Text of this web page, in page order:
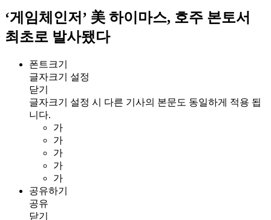
‘게임체인저’ 美 하이마스, 호주 본토서
최초로 발사됐다
폰트크기
글자크기 설정
닫기
글자크기 설정 시 다른 기사의 본문도 동일하게 적용 됩
니다.
가
가
가
가
가
공유하기
공유
닫기